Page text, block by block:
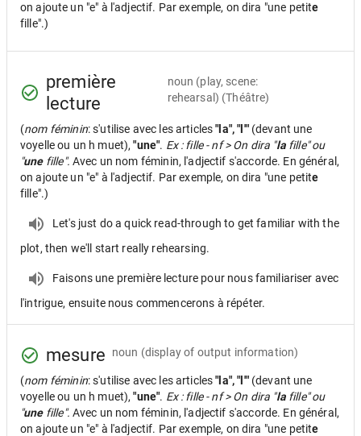
on ajoute un "e" à l'adjectif. Par exemple, on dira "une petite
fille".)
première
lecture
noun (play, scene:
rehearsal) (Théâtre)
(nom féminin: s'utilise avec les articles"la", "l'" (devant une
voyelle ou un h muet),"une". Ex : fille - nf > On dira "lafille" ou
"unefille". Avec un nom féminin, l'adjectif s'accorde. En général,
on ajoute un "e" à l'adjectif. Par exemple, on dira "une petite
fille".)
Let's just do a quick read-through to get familiar with the
plot, then we'll start really rehearsing.
Faisons une première lecture pour nous familiariser avec
l'intrigue, ensuite nous commencerons à répéter.
mesure noun (display of output information)
(nom féminin: s'utilise avec les articles"la", "l'" (devant une
voyelle ou un h muet),"une". Ex : fille - nf > On dira "lafille" ou
"unefille". Avec un nom féminin, l'adjectif s'accorde. En général,
on ajoute un "e" à l'adjectif. Par exemple, on dira "une petite